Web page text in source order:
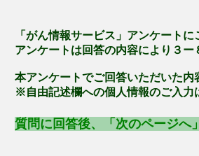
「がん情報サービス」アンケート
アンケートは回答の内容により３ー
本アンケートでご回答いただいた内
※自由記述欄への個人情報のご入力
質問に回答後、「次のページへ